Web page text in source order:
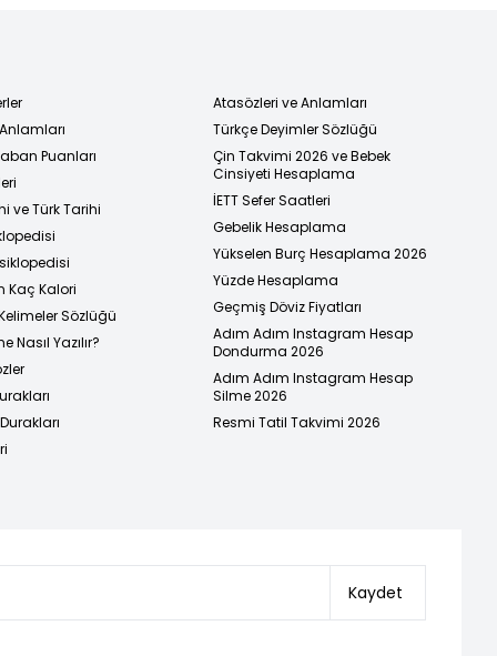
Puanları
ve Türk Tarihi
Kaç Kalori
Sözlüğü
Nasıl Yazılır?
Atasözleri ve Anlamları
Türkçe Deyimler Sözlüğü
Çin Takvimi 2026 ve Bebek
Cinsiyeti Hesaplama
İETT Sefer Saatleri
Gebelik Hesaplama
Yükselen Burç Hesaplama 2026
Yüzde Hesaplama
Geçmiş Döviz Fiyatları
Adım Adım Instagram Hesap
Dondurma 2026
Adım Adım Instagram Hesap
Silme 2026
Resmi Tatil Takvimi 2026
Kaydet